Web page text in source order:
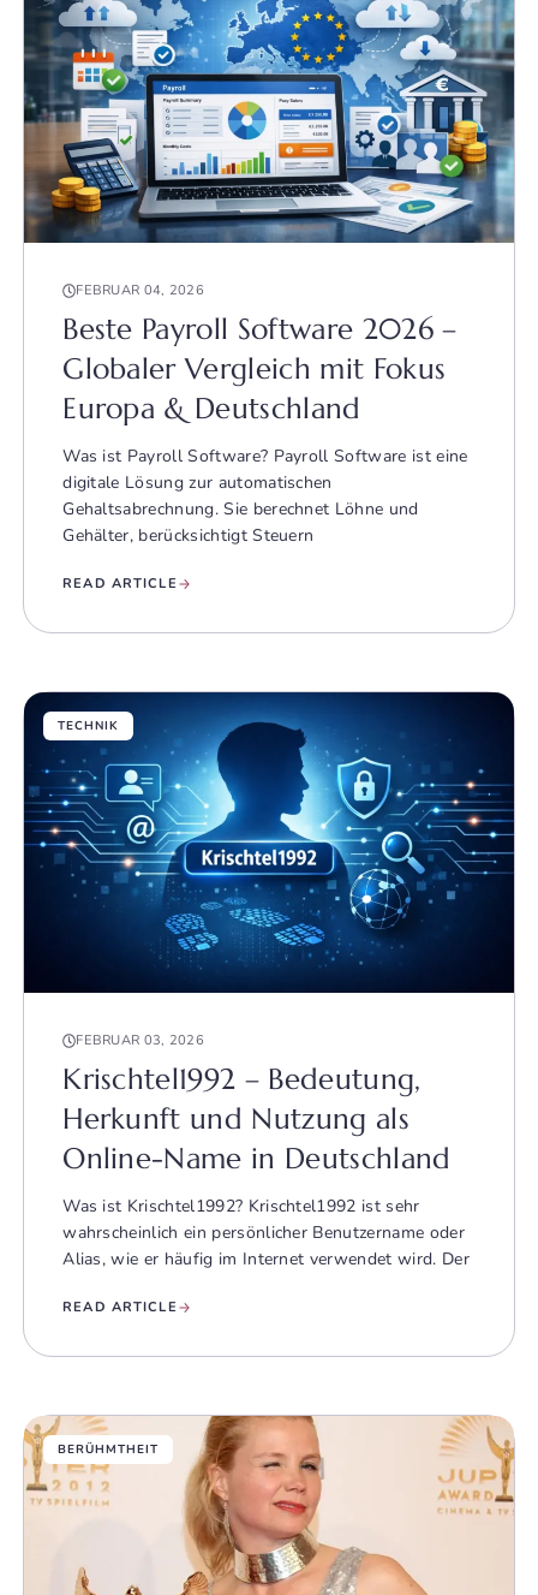
FEBRUAR 04, 2026
Beste Payroll Software 2026 –
Globaler Vergleich mit Fokus
Europa & Deutschland
Was ist Payroll Software? Payroll Software ist eine
digitale Lösung zur automatischen
Gehaltsabrechnung. Sie berechnet Löhne und
Gehälter, berücksichtigt Steuern
READ ARTICLE
TECHNIK
FEBRUAR 03, 2026
Krischtel1992 – Bedeutung,
Herkunft und Nutzung als
Online-Name in Deutschland
Was ist Krischtel1992? Krischtel1992 ist sehr
wahrscheinlich ein persönlicher Benutzername oder
Alias, wie er häufig im Internet verwendet wird. Der
READ ARTICLE
BERÜHMTHEIT